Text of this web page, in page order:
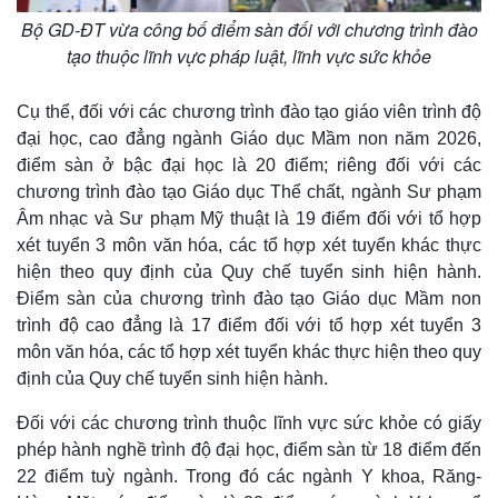
Bộ GD-ĐT vừa công bố điểm sàn đối với chương trình đào
tạo thuộc lĩnh vực pháp luật, lĩnh vực sức khỏe
Cụ thể, đối với các chương trình đào tạo giáo viên trình độ
đại học, cao đẳng ngành Giáo dục Mầm non năm 2026,
điểm sàn ở bậc đại học là 20 điểm; riêng đối với các
chương trình đào tạo Giáo dục Thể chất, ngành Sư phạm
Âm nhạc và Sư phạm Mỹ thuật là 19 điểm đối với tổ hợp
xét tuyển 3 môn văn hóa, các tổ hợp xét tuyển khác thực
hiện theo quy định của Quy chế tuyển sinh hiện hành.
Điểm sàn của chương trình đào tạo Giáo dục Mầm non
trình độ cao đẳng là 17 điểm đối với tổ hợp xét tuyển 3
môn văn hóa, các tổ hợp xét tuyển khác thực hiện theo quy
định của Quy chế tuyển sinh hiện hành.
Đối với các chương trình thuộc lĩnh vực sức khỏe có giấy
phép hành nghề trình độ đại học, điểm sàn từ 18 điểm đến
22 điểm tuỳ ngành. Trong đó các ngành Y khoa, Răng-